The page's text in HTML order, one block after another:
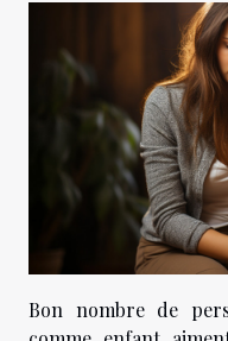
Bon nombre de